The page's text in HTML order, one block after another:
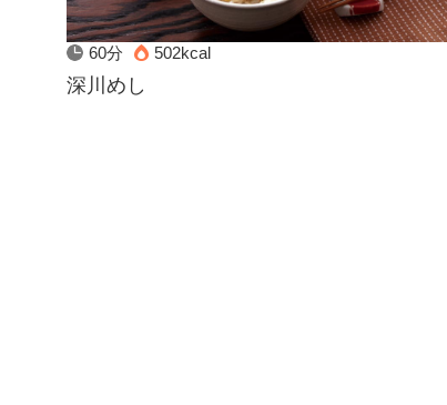
60分 502kcal
深川めし